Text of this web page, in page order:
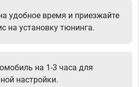
удобное время и приезжайте
на установку тюнинга.
на 1-3 часа для
настройки.